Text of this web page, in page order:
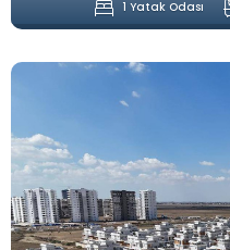
1 Yatak Odası